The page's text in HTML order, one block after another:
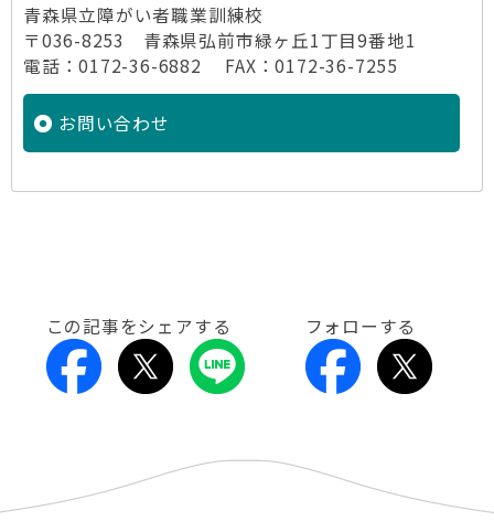
青森県立障がい者職業訓練校
〒036-8253 青森県弘前市緑ヶ丘1丁目9番地1
電話：0172-36-6882 FAX：0172-36-7255
お問い合わせ
この記事をシェアする フォローする